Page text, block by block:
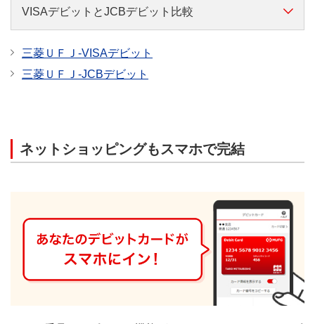
VISAデビットとJCBデビット比較
三菱ＵＦＪ-VISAデビット
三菱ＵＦＪ-JCBデビット
ネットショッピングもスマホで完結